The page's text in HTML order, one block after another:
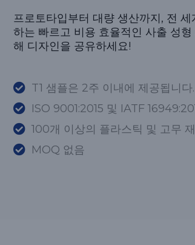
프로토타입부터 대량 생산까지, 전
하는 빠르고 비용 효율적인 사출 성
해 디자인을 공유하세요!
T1 샘플은 2주 이내에 제공됩니다.
ISO 9001:2015 및 IATF
100개 이상의 플라스틱 및 고무
MOQ 없음